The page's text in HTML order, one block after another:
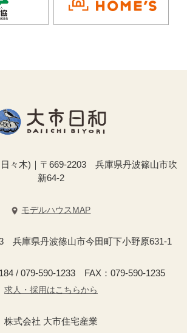
々木)｜〒669-2203 兵庫県丹波篠山市吹
新64-2
モデルハウスMAP
兵庫県丹波篠山市今田町下小野原631-1
/ 079-590-1233 FAX：079-590-1235
求人・採用はこちらから
株式会社 大市住宅産業